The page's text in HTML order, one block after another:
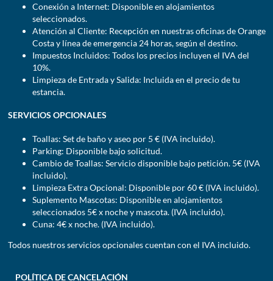
Conexión a Internet: Disponible en alojamientos
seleccionados.
Atención al Cliente: Recepción en nuestras oficinas de Orange
Costa y línea de emergencia 24 horas, según el destino.
Impuestos Incluidos: Todos los precios incluyen el IVA del
10%.
Limpieza de Entrada y Salida: Incluida en el precio de tu
estancia.
SERVICIOS OPCIONALES
Toallas: Set de baño y aseo por 5 € (IVA incluido).
Parking: Disponible bajo solicitud.
Cambio de Toallas: Servicio disponible bajo petición. 5€ (IVA
incluido).
Limpieza Extra Opcional: Disponible por 60 € (IVA incluido).
Suplemento Mascotas: Disponible en alojamientos
seleccionados 5€ x noche y mascota. (IVA incluido).
Cuna: 4€ x noche. (IVA incluido).
Todos nuestros servicios opcionales cuentan con el IVA incluido.
POLÍTICA DE CANCELACIÓN